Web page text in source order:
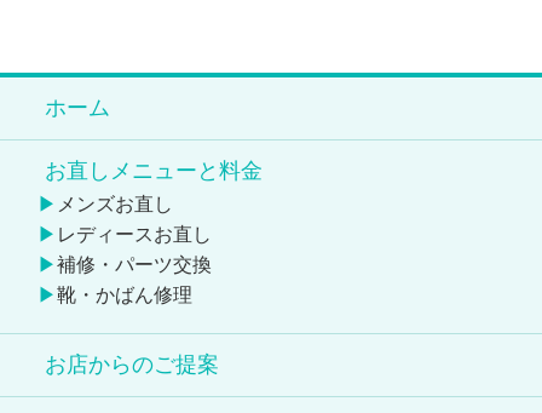
ホーム
お直しメニューと料金
メンズお直し
レディースお直し
補修・パーツ交換
靴・かばん修理
お店からのご提案